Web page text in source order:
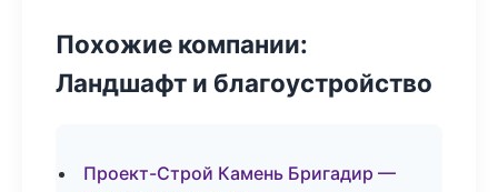
Похожие компании:
Ландшафт и благоустройство
Проект-Строй Камень Бригадир —